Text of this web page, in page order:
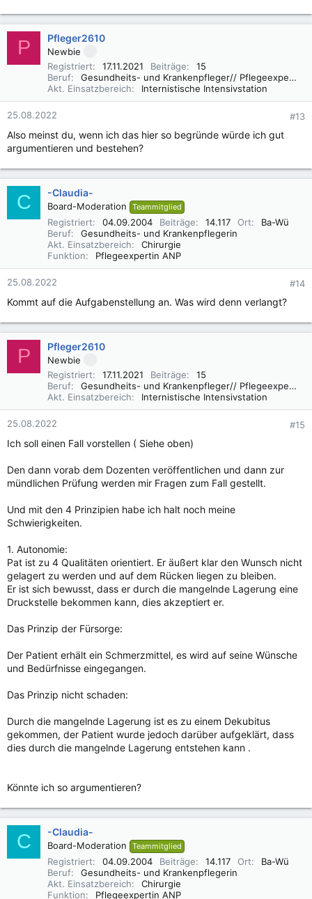
P Pfleger2610
Newbie
Registriert
17.11.2021 Beiträge
15
Beruf
Gesundheits- und Krankenpfleger// Pflegeexperte IMC
Akt. Einsatzbereich
Internistische Intensivstation
25.08.2022 #13
Also meinst du, wenn ich das hier so begründe würde ich gut
argumentieren und bestehen?
C -Claudia-
Board-Moderation Teammitglied
Registriert 04.09.2004 Beiträge 14.117 Ort
Ba-Wü
Beruf
Gesundheits- und Krankenpflegerin
Akt. Einsatzbereich
Chirurgie
Funktion
Pflegeexpertin ANP
25.08.2022 #14
Kommt auf die Aufgabenstellung an. Was wird denn verlangt?
P Pfleger2610
Newbie
Registriert
17.11.2021 Beiträge
15
Beruf
Gesundheits- und Krankenpfleger// Pflegeexperte IMC
Akt. Einsatzbereich
Internistische Intensivstation
25.08.2022 #15
Ich soll einen Fall vorstellen ( Siehe oben)
Den dann vorab dem Dozenten veröffentlichen und dann zur
mündlichen Prüfung werden mir Fragen zum Fall gestellt.
Und mit den 4 Prinzipien habe ich halt noch meine
Schwierigkeiten.
1. Autonomie:
Pat ist zu 4 Qualitäten orientiert. Er äußert klar den Wunsch nicht
gelagert zu werden und auf dem Rücken liegen zu bleiben.
Er ist sich bewusst, dass er durch die mangelnde Lagerung eine
Druckstelle bekommen kann, dies akzeptiert er.
Das Prinzip der Fürsorge:
Der Patient erhält ein Schmerzmittel, es wird auf seine Wünsche
und Bedürfnisse eingegangen.
Das Prinzip nicht schaden:
Durch die mangelnde Lagerung ist es zu einem Dekubitus
gekommen, der Patient wurde jedoch darüber aufgeklärt, dass
dies durch die mangelnde Lagerung entstehen kann .
Könnte ich so argumentieren?
C -Claudia-
Board-Moderation Teammitglied
Registriert 04.09.2004 Beiträge 14.117 Ort
Ba-Wü
Beruf
Gesundheits- und Krankenpflegerin
Akt. Einsatzbereich
Chirurgie
Funktion
Pflegeexpertin ANP